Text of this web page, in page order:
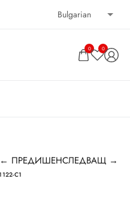
0 0
← ПРЕДИШЕНСЛЕДВАЩ →
C1